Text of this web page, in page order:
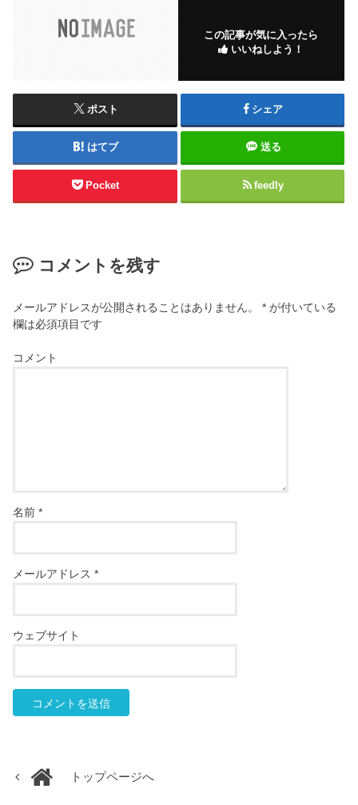
この記事が気に入ったら
いいねしよう！
ポスト シェア
はてブ 送る
Pocket feedly
コメントを残す
メールアドレスが公開されることはありません。 * が付いている
欄は必須項目です
コメント
名前*
メールアドレス*
ウェブサイト
トップページへ